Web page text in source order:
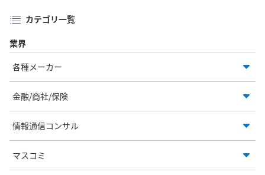
カテゴリ一覧
業界
各種メーカー
金融/商社/保険
情報通信コンサル
マスコミ